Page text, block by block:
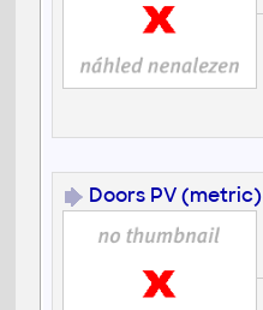
Doors PV (metric)